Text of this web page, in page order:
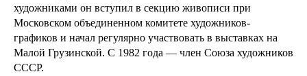
художниками он вступил в секцию живописи при
Московском объединенном комитете художников-
графиков и начал регулярно участвовать в выставках на
Малой Грузинской. С 1982 года — член Союза художников
СССР.